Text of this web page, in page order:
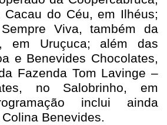
do Céu, em Ilhéus;
Viva, também da
em Uruçuca; além das
e Benevides Chocolates,
Fazenda Tom Lavinge –
no Salobrinho, em
inclui ainda
Benevides.